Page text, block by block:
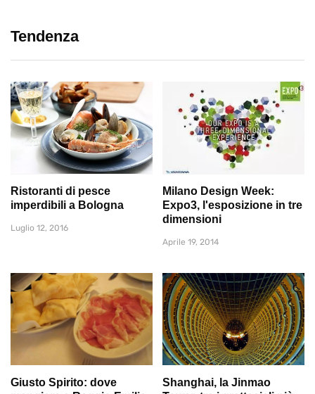
Tendenza
Ristoranti di pesce
imperdibili a Bologna
Luglio 12, 2016
Milano Design Week:
Expo3, l'esposizione in tre
dimensioni
Aprile 19, 2014
Giusto Spirito: dove
Shanghai, la Jinmao